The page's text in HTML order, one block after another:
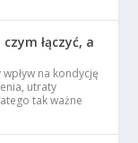
łączyć, a
na kondycję
utraty
tak ważne